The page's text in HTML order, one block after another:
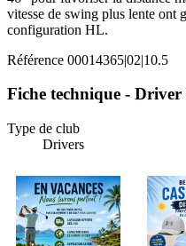
vitesse de swing plus lente ont
configuration HL.
Référence 00014365|02|10.5
Fiche technique -
Type de club
Drivers